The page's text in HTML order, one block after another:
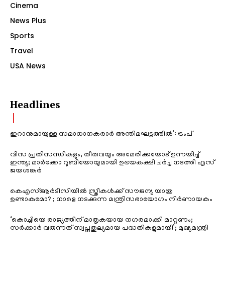
Cinema
News Plus
Sports
Travel
USA News
Headlines
ഇറാനുമായുള്ള സമാധാനകരാർ അന്തിമഘട്ടത്തിൽ‌’: ട്രംപ്
വിസ പ്രതിസന്ധികളും, തീരുവയും അമേരിക്കയോട് ഉന്നയിച്ച്
ഇന്ത്യ; മാർക്കോ റൂബിയോയുമായി ഉഭയകക്ഷി ചർച്ച നടത്തി എസ്
ജയശങ്കർ
കെഎസ്ആർടിസിയിൽ സ്ത്രീകൾക്ക് സൗജന്യ യാത്ര
ഉണ്ടാകുമോ? ; നാളെ നടക്കുന്ന മന്ത്രിസഭായോഗം നിർണായകം
‘കൊച്ചിയെ രാജ്യത്തിന് മാതൃകയായ നഗരമാക്കി മാറ്റണം;
സർക്കാർ വരുന്നത് സ്വപ്നതുല്യമായ പദ്ധതികളുമായി’; മുഖ്യമന്ത്രി